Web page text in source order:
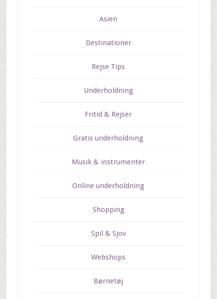
Asien
Destinationer
Rejse Tips
Underholdning
Fritid & Rejser
Gratis underholdning
Musik & instrumenter
Online underholdning
Shopping
Spil & Sjov
Webshops
Børnetøj